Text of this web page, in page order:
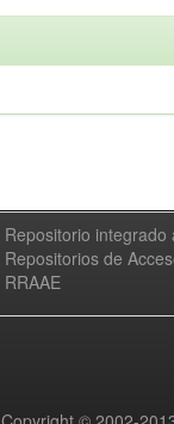
Repositorio integrado
Repositorios de
RRAAE